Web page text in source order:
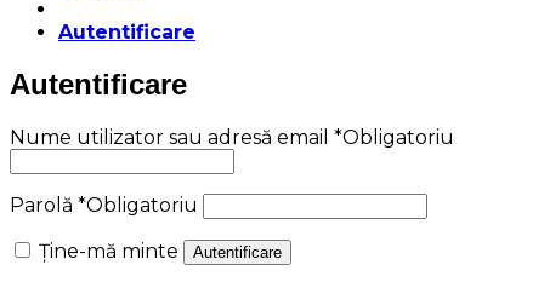
Autentificare
Autentificare
Nume utilizator sau adresă email *Obligatoriu
Parolă *Obligatoriu
Ține-mă minte
Autentificare